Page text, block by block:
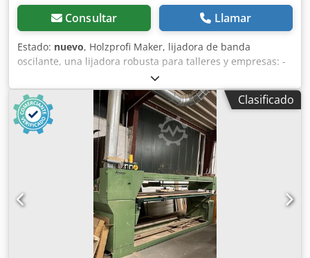
Consultar Llamar
Estado: nuevo, Holzprofi Maker, lijadora de banda
oscilante, una lijadora robusta para talleres y empresas: -
Placa trasera de acero - Soporte de grafito - Mesa de hierro
fundido macizo Dedpfx Aozqrwgsc Dock - Mesa de altura
ajustable y con ranuras - Cabezal de lijado con ángulo de
giro de 90° - Tope de inglete y mesa de lijado para curvas,
de serie Datos técnicos: Dimensiones de la banda: 2260 x
150 mm Potencia del motor S1: 2,2 kW, 400 V Longitud de
la mesa: 750 mm Anchura de la mesa: 250 mm Velocidad
de la banda: 16 m/s Espacio requerido: 1325 x 570 mm
Conexión para la extracción de polvo: 100 mm Peso: 156 kg
Clasificado